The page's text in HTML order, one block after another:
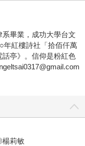
畢業，成功大學台文
年紅樓詩社「拾佰仟萬
亭》。信仰是粉紅色
敏